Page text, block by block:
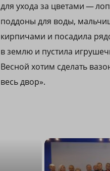
для ухода за цветами —
поддоны для воды,
кирпичами и посадила
в землю и пустила
Весной хотим сделать
весь двор».